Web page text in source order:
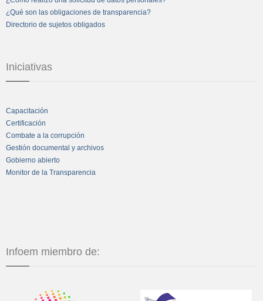
¿Qué son las obligaciones de transparencia?
Directorio de sujetos obligados
Iniciativas
Capacitación
Certificación
Combate a la corrupción
Gestión documental y archivos
Gobierno abierto
Monitor de la Transparencia
Infoem miembro de: